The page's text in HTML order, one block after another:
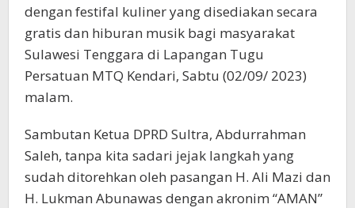
dengan festifal kuliner yang disediakan secara
gratis dan hiburan musik bagi masyarakat
Sulawesi Tenggara di Lapangan Tugu
Persatuan MTQ Kendari, Sabtu (02/09/ 2023)
malam.
Sambutan Ketua DPRD Sultra, Abdurrahman
Saleh, tanpa kita sadari jejak langkah yang
sudah ditorehkan oleh pasangan H. Ali Mazi dan
H. Lukman Abunawas dengan akronim “AMAN”